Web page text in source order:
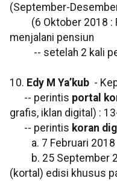
(September-
(6 Oktober 2018 :
menjalani pensiun
-- setelah 2 kali
10. Edy M Ya’kub -
-- perintis portal
grafis, iklan digital) :
-- perintis koran
a. 7 Februari 2018
b. 25 September
(kortal) edisi khusus